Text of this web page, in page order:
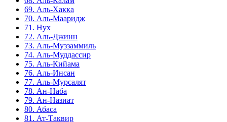
69. Аль-Хакка
70. Аль-Мааридж
71. Нух
72. Аль-Джинн
73. Аль-Муззаммиль
74. Аль-Муддассир
75. Аль-Кийама
76. Аль-Инсан
77. Аль-Мурсалят
78. Ан-Наба
79. Ан-Назиат
80. Абаса
81. Ат-Таквир